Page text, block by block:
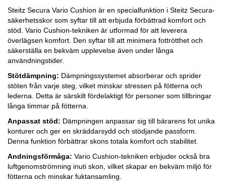
Steitz Secura Vario Cushion är en specialfunktion i Steitz Secura-
säkerhetsskor som syftar till att erbjuda förbättrad komfort och
stöd. Vario Cushion-tekniken är utformad för att leverera
överlägsen komfort. Den syftar till att minimera fottrötthet och
säkerställa en bekväm upplevelse även under långa
användningstider.
Stötdämpning: Dämpningssystemet absorberar och sprider
stöten från varje steg, vilket minskar stressen på fötterna och
lederna. Detta är särskilt fördelaktigt för personer som tillbringar
långa timmar på fötterna.
Anpassat stöd: Dämpningen anpassar sig till bärarens fot unika
konturer och ger en skräddarsydd och stödjande passform.
Denna funktion förbättrar skons totala komfort och stabilitet.
Andningsförmåga: Vario Cushion-tekniken erbjuder också bra
luftgenomströmning inuti skon, vilket skapar en bekväm miljö för
fötterna och minskar fuktansamling.